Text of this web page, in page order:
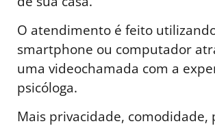
O atendimento é feito
smartphone ou computador
uma videochamada com a
psicóloga.
Mais privacidade, comodidade,